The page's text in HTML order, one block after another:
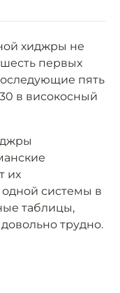
хиджры не
первых
пять
в високосный
их
системы в
таблицы,
трудно.